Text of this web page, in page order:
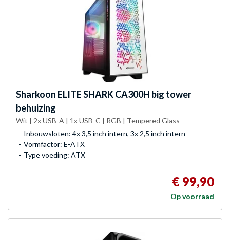
Sharkoon ELITE SHARK CA300H big tower
behuizing
Wit | 2x USB-A | 1x USB-C | RGB | Tempered Glass
Inbouwsloten: 4x 3,5 inch intern, 3x 2,5 inch intern
Vormfactor: E-ATX
Type voeding: ATX
€ 99,90
Op voorraad